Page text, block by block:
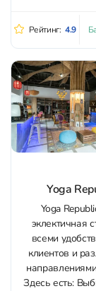
студии йоги на
душевые,
туалеты, места
после
магазин
парковка для
Рейтинг: 4.9
Yoga
Yoga
эклектичная
всеми
клиентов и
Здесь есть: